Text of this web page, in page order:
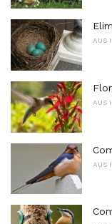
AUS
AUS
AUS